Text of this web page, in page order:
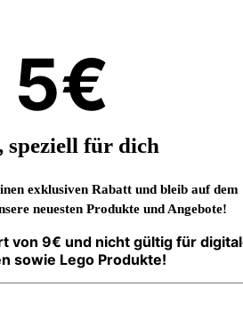
5€
speziell für dich
exklusiven Rabatt und bleib auf dem
neuesten Produkte und Angebote!
von 9€ und nicht gültig für
sowie Lego Produkte!